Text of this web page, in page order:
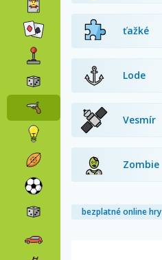
ťažké
Lode
Vesmír
Zombie
bezplatné online hry